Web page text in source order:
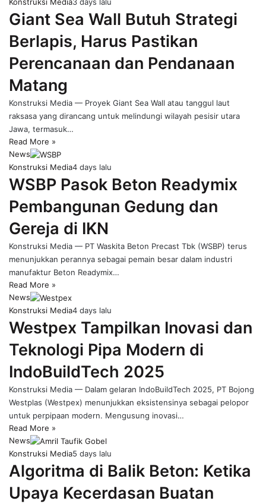
Konstruksi Media3 days lalu
Giant Sea Wall Butuh Strategi
Berlapis, Harus Pastikan
Perencanaan dan Pendanaan
Matang
Konstruksi Media — Proyek Giant Sea Wall atau tanggul laut
raksasa yang dirancang untuk melindungi wilayah pesisir utara
Jawa, termasuk…
Read More »
News
Konstruksi Media4 days lalu
WSBP Pasok Beton Readymix
Pembangunan Gedung dan
Gereja di IKN
Konstruksi Media — PT Waskita Beton Precast Tbk (WSBP) terus
menunjukkan perannya sebagai pemain besar dalam industri
manufaktur Beton Readymix…
Read More »
News
Konstruksi Media4 days lalu
Westpex Tampilkan Inovasi dan
Teknologi Pipa Modern di
IndoBuildTech 2025
Konstruksi Media — Dalam gelaran IndoBuildTech 2025, PT Bojong
Westplas (Westpex) menunjukkan eksistensinya sebagai pelopor
untuk perpipaan modern. Mengusung inovasi…
Read More »
News
Konstruksi Media5 days lalu
Algoritma di Balik Beton: Ketika
Upaya Kecerdasan Buatan